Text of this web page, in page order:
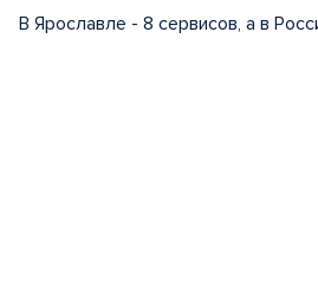
В Ярославле - 8 сервисов, а в